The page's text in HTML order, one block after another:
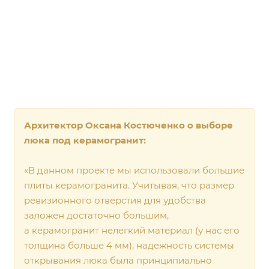
Архитектор Оксана Костюченко о выборе
люка под керамогранит:
«В данном проекте мы использовали большие
плиты керамогранита. Учитывая, что размер
ревизионного отверстия для удобства
заложен достаточно большим,
а керамогранит нелегкий материал (у нас его
толщина больше 4 мм), надежность системы
открывания люка была принципиально